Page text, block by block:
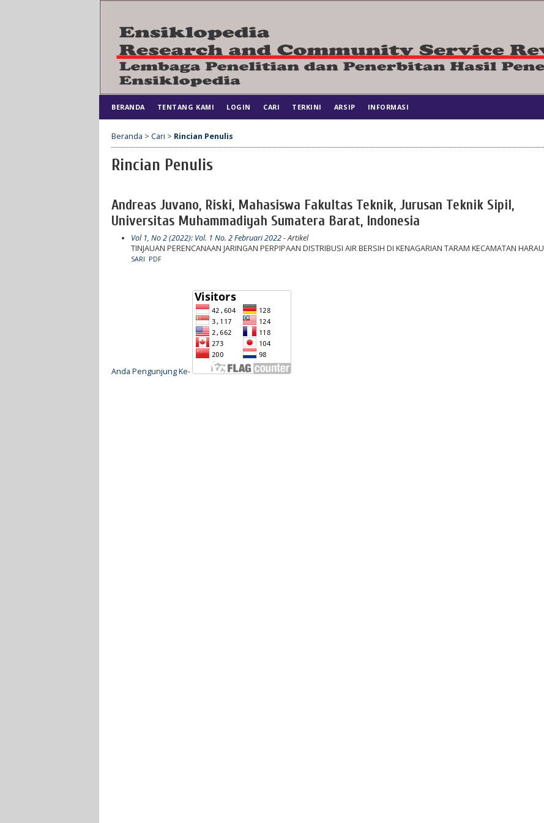
BERANDA TENTANG KAMI LOGIN CARI TERKINI ARSIP INFORMASI
Beranda > Cari > Rincian Penulis
Rincian Penulis
Andreas Juvano, Riski, Mahasiswa Fakultas Teknik, Jurusan Teknik Sipil,
Universitas Muhammadiyah Sumatera Barat, Indonesia
Vol 1, No 2 (2022): Vol. 1 No. 2 Februari 2022- Artikel
TINJAUAN PERENCANAAN JARINGAN PERPIPAAN DISTRIBUSI AIR BERSIH DI KENAGARIAN TARAM KECAMATAN HARAU
SARI PDF
Anda Pengunjung Ke-